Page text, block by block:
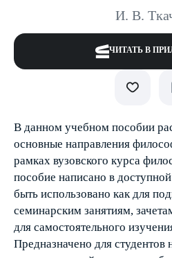
И. В.
ЧИТАТЬ В
В данном учебном пособии
основные направления
рамках вузовского курса
пособие написано в
быть использовано как для
семинарским занятиям,
для самостоятельного
Предназначено для студентов